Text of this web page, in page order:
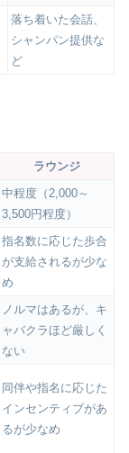
落ち着いた会話、
シャンパン提供な
ど
ラウンジ
中程度（2,000～
3,500円程度）
指名数に応じた歩合
が支給されるが少な
め
ノルマはあるが、キ
ャバクラほど厳しく
ない
同伴や指名に応じた
インセンティブがあ
るが少なめ